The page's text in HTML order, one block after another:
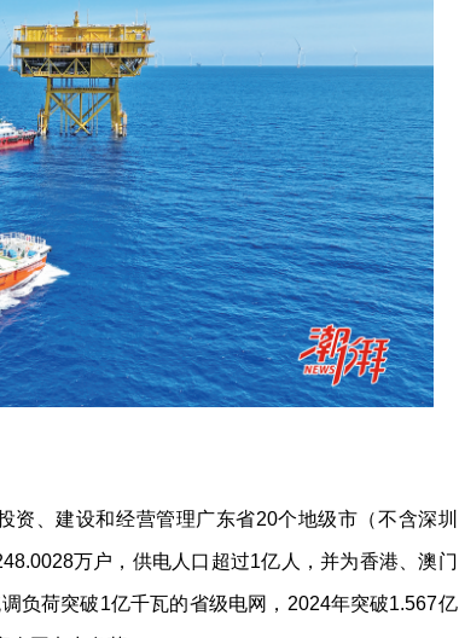
资、建设和经营管理广东省20个地级市（不含深圳
万户，供电人口超过1亿人，并为香港、澳门
负荷突破1亿千瓦的省级电网，2024年突破1.567亿